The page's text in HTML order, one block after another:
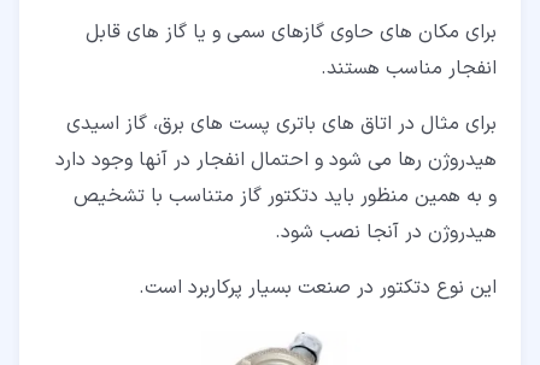
برای مکان های حاوی گازهای سمی و یا گاز های قابل
انفجار مناسب هستند.
برای مثال در اتاق های باتری پست های برق، گاز اسیدی
هیدروژن رها می شود و احتمال انفجار در آنها وجود دارد
و به همین منظور باید دتکتور گاز متناسب با تشخیص
هیدروژن در آنجا نصب شود.
این نوع دتکتور در صنعت بسیار پرکاربرد است.